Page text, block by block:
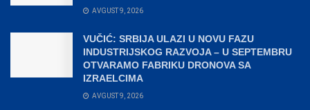
AVGUST 9, 2026
VUČIĆ: SRBIJA ULAZI U NOVU FAZU
INDUSTRIJSKOG RAZVOJA – U SEPTEMBRU
OTVARAMO FABRIKU DRONOVA SA
IZRAELCIMA
AVGUST 9, 2026